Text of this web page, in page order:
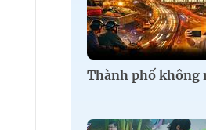
Thành phố không